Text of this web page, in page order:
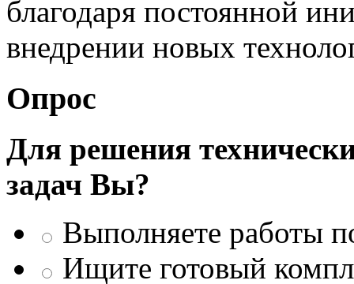
благодаря постоянной
внедрении новых
Опрос
Для решения
задач Вы?
Выполняете работы
Ищите готовый